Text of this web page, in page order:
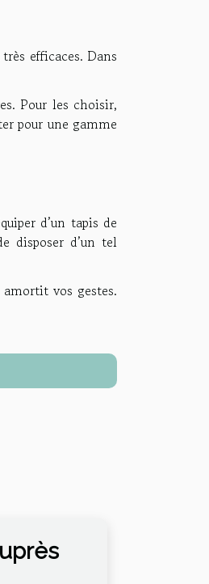
efficaces. Dans
Pour les choisir,
pour une gamme
d’un tapis de
disposer d’un tel
vos gestes.